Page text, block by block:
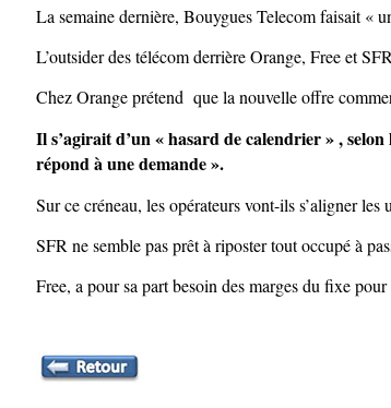
La semaine dernière, Bouygues Telecom faisait «
L’outsider des télécom derrière Orange, Free et
Chez Orange prétend que la nouvelle offre
Il s’agirait d’un « hasard de calendrier » ,
répond à une demande ».
Sur ce créneau, les opérateurs vont-ils s’aligner
SFR ne semble pas prêt à riposter tout occupé à
Free, a pour sa part besoin des marges du fixe